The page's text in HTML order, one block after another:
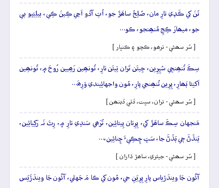
تَنَ کي ڪَڍي تارِ مان، صُلِحُ ساھَڙَ جو، اُتِ آڏو اَچي ڪِينَ ڪِي، ٻيلِيَپو ٻي
جو، ميھارَ ڪِجِ مُنھِنجو، ڪو…
[ سُر سھڻي - ترھو، ڪچو ۽ ڪنڀار ]
سِڪَ تُنھِنجِي سُپِرِين، جِيئَن تَران تِيئَن تارِ، تُونھِين رَھِيين رُوحَ ۾، تُونھِين
اَکنِئا ٻَھارِ، پِرِين تُنھِنجي پارِ، مُون واجهائِيندي وَرِھَ…
[ سُر سھڻي - تران، سڀت، ڏٺي ڏينھن ]
مَنجهان سِڪَ ساھَڙَ کي، پِرِتان پِيتائِين، تُرَھي سَندِي تارِ ۾، رِٿَ نَہ رَکِيائِين،
ٻَنڌَڻَ جٖي ٻَڌَڻَ جا، سَڀَ ڇِڪِيءَ ڇِنائِين،…
[ سُر سھڻي - جيئري، ساھڙ ڌاران ]
آئُون جَا ويندَڙياس پارِ پِرِيَنِ جي، مُون کي ڪا مَ جَهلي، آئُون جَا ويندَڙَيَس